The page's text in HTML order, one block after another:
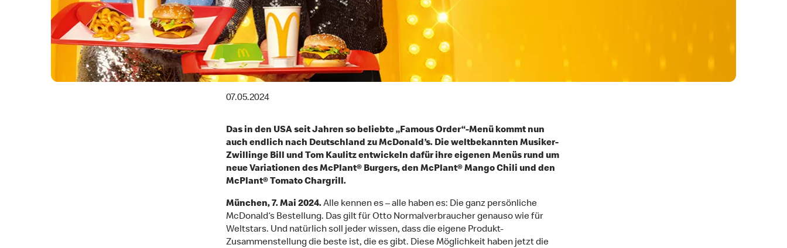
07.05.2024
Das in den USA seit Jahren so beliebte „Famous Order“-Menü kommt nun
auch endlich nach Deutschland zu McDonald’s. Die weltbekannten Musiker-
Zwillinge Bill und Tom Kaulitz entwickeln dafür ihre eigenen Menüs rund um
neue Variationen des McPlant® Burgers, den McPlant® Mango Chili und den
McPlant® Tomato Chargrill.
München, 7. Mai 2024.Alle kennen es – alle haben es: Die ganz persönliche
McDonald‘s Bestellung. Das gilt für Otto Normalverbraucher genauso wie für
Weltstars. Und natürlich soll jeder wissen, dass die eigene Produkt-
Zusammenstellung die beste ist, die es gibt. Diese Möglichkeit haben jetzt die